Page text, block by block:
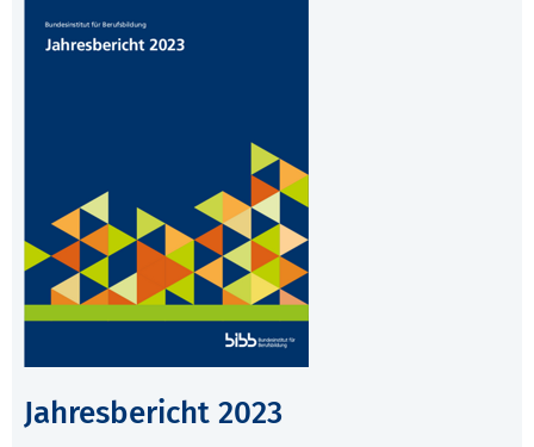
Jahresbericht 2023